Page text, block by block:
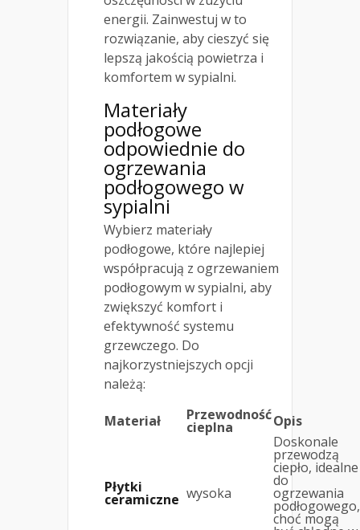
energii. Zainwestuj w to
rozwiązanie, aby cieszyć się
lepszą jakością powietrza i
komfortem w sypialni.
Materiały
podłogowe
odpowiednie do
ogrzewania
podłogowego w
sypialni
Wybierz materiały
podłogowe, które najlepiej
współpracują z ogrzewaniem
podłogowym w sypialni, aby
zwiększyć komfort i
efektywność systemu
grzewczego. Do
najkorzystniejszych opcji
należą:
Materiał Przewodność
cieplna Opis
Płytki
ceramiczne wysoka
Doskonale
przewodzą
ciepło, idealne
do
ogrzewania
podłogowego,
choć mogą